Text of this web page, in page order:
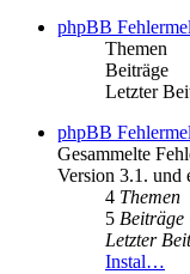
phpBB
Themen
Beiträge
Letzter
phpBB
Gesammelte
Version 3.1. und
4 Themen
5 Beiträge
Letzter
Instal…